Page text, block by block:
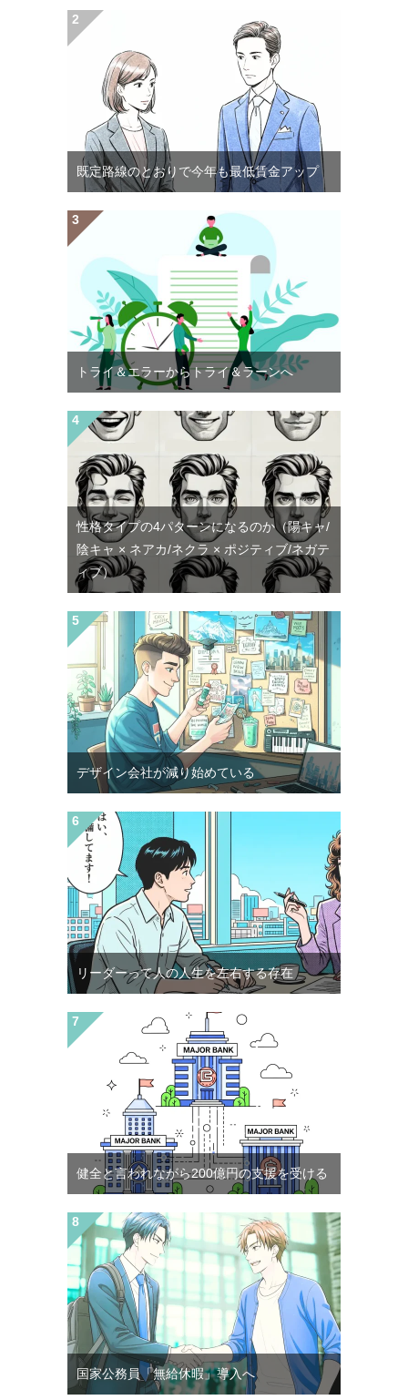
既定路線のとおりで今年も最低賃金アップ
トライ＆エラーからトライ＆ラーンへ
性格タイプの4パターンになるのか（陽キャ/
陰キャ × ネアカ/ネクラ × ポジティブ/ネガテ
ィブ）
デザイン会社が減り始めている
リーダーって人の人生を左右する存在
健全と言われながら200億円の支援を受ける
国家公務員「無給休暇」導入へ